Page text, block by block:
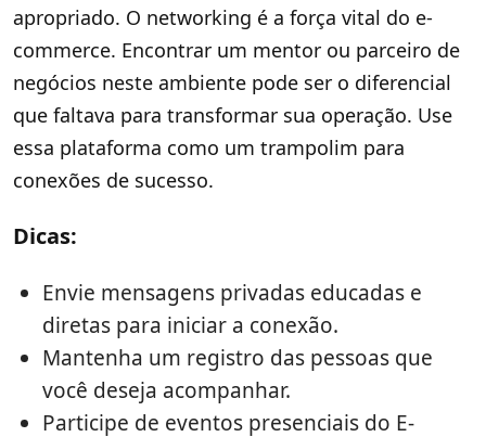
apropriado. O networking é a força vital do e-
commerce. Encontrar um mentor ou parceiro de
negócios neste ambiente pode ser o diferencial
que faltava para transformar sua operação. Use
essa plataforma como um trampolim para
conexões de sucesso.
Dicas:
Envie mensagens privadas educadas e
diretas para iniciar a conexão.
Mantenha um registro das pessoas que
você deseja acompanhar.
Participe de eventos presenciais do E-